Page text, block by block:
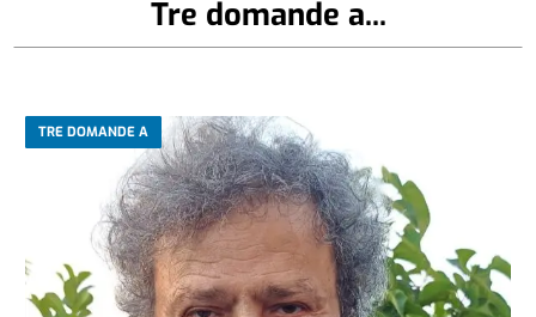
Tre domande a...
TRE DOMANDE A